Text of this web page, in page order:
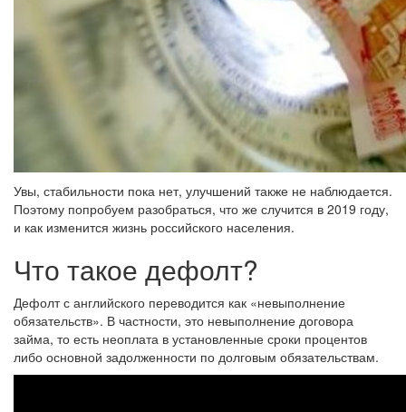
Увы, стабильности пока нет, улучшений также не наблюдается.
Поэтому попробуем разобраться, что же случится в 2019 году,
и как изменится жизнь российского населения.
Что такое дефолт?
Дефолт с английского переводится как «невыполнение
обязательств». В частности, это невыполнение договора
займа, то есть неоплата в установленные сроки процентов
либо основной задолженности по долговым обязательствам.